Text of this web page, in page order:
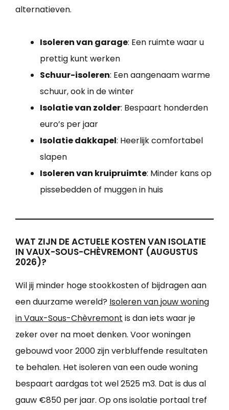
alternatieven.
Isoleren van garage: Een ruimte waar u
prettig kunt werken
Schuur-isoleren: Een aangenaam warme
schuur, ook in de winter
Isolatie van zolder: Bespaart honderden
euro’s per jaar
Isolatie dakkapel: Heerlijk comfortabel
slapen
Isoleren van kruipruimte: Minder kans op
pissebedden of muggen in huis
WAT ZIJN DE ACTUELE KOSTEN VAN ISOLATIE
IN VAUX-SOUS-CHÈVREMONT (AUGUSTUS
2026)?
Wil jij minder hoge stookkosten of bijdragen aan
een duurzame wereld? Isoleren van jouw woning
in Vaux-Sous-Chèvremont is dan iets waar je
zeker over na moet denken. Voor woningen
gebouwd voor 2000 zijn verbluffende resultaten
te behalen. Het isoleren van een oude woning
bespaart aardgas tot wel 2525 m3. Dat is dus al
gauw €850 per jaar. Op ons isolatie portaal tref